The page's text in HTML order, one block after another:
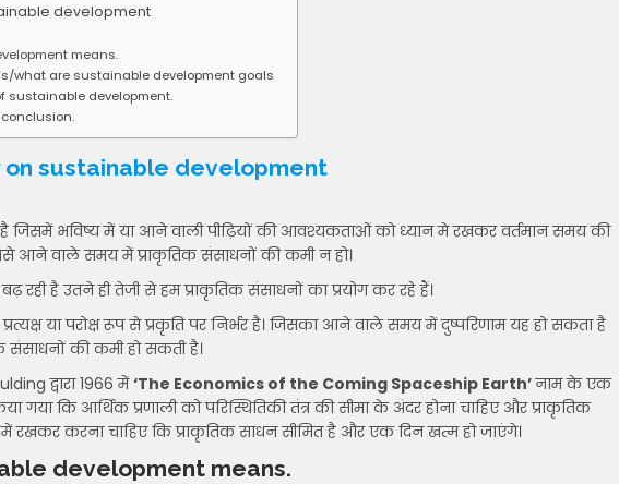
development
means.
what are sustainable development goals
sustainable development.
conclusion.
on sustainable development
जिसमें भविष्य में या आने वाली पीढ़ियों की आवश्यकताओं को ध्यान मे रखकर वर्तमान समय की
आने वाले समय में प्राकृतिक संसाधनों की कमी न हो।
रही है उतने ही तेजी से हम प्राकृतिक संसाधनों का प्रयोग कर रहे हैं।
या परोक्ष रूप से प्रकृति पर निर्भर है। जिसका आने वाले समय में दुष्परिणाम यह हो सकता है
संसाधनों की कमी हो सकती है।
द्वारा 1966 में‘The Economics of the Coming Spaceship Earth’नाम के एक
कि आर्थिक प्रणाली को परिस्थितिकी तंत्र की सीमा के अंदर होना चाहिए और प्राकृतिक
रखकर करना चाहिए कि प्राकृतिक साधन सीमित है और एक दिन खत्म हो जाएंगे।
development means.